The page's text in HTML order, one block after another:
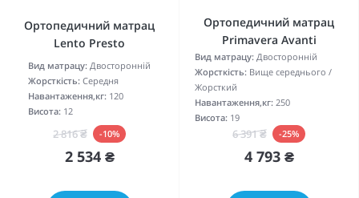
Ортопедичний матрац
Lento Presto
Вид матрацу: Двосторонній
Жорсткість: Середня
Навантаження,кг: 120
Висота: 12
2 816 ₴ -10%
2 534 ₴
Ортопедичний матрац
Primavera Avanti
Вид матрацу: Двосторонній
Жорсткість: Вище середнього /
Жорсткий
Навантаження,кг: 250
Висота: 19
6 391 ₴ -25%
4 793 ₴